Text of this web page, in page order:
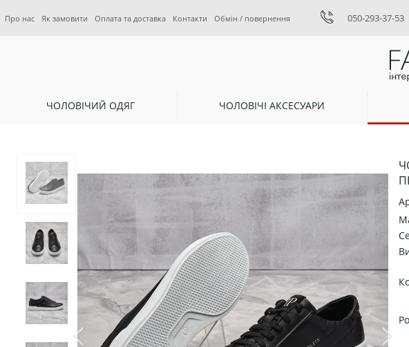
Про нас Як замовити Оплата та доставка Контакти Обмін / повернення 050-293-37-53
ЧОЛОВІЧИЙ ОДЯГ ЧОЛОВІЧІ АКСЕСУАРИ